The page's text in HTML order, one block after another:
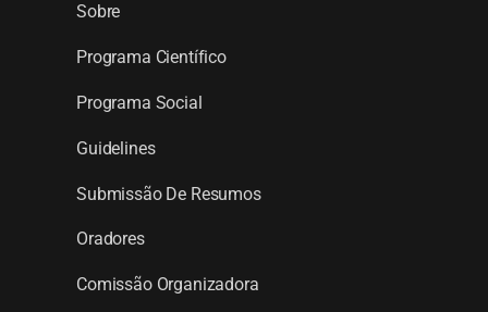
Sobre
Programa Científico
Programa Social
Guidelines
Submissão De Resumos
Oradores
Comissão Organizadora